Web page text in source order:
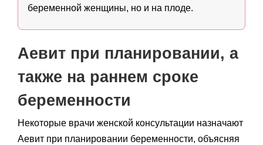
беременной женщины, но и на плоде.
Аевит при планировании, а
также на раннем сроке
беременности
Некоторые врачи женской консультации назначают
Аевит при планировании беременности, объясняя